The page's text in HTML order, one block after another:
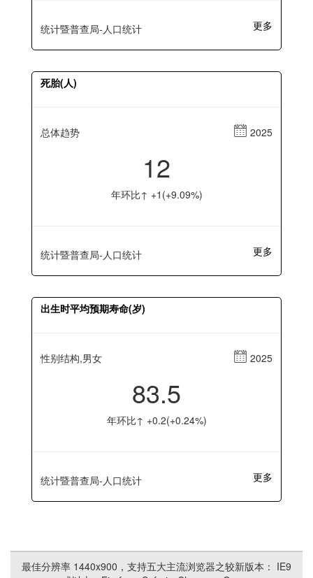
统计暨普查局-人口统计 更多
死胎(人)
总体趋势 2025
12
年环比↑ +1(+9.09%)
统计暨普查局-人口统计 更多
出生时平均预期寿命(岁)
性别结构,男女 2025
83.5
年环比↑ +0.2(+0.24%)
统计暨普查局-人口统计 更多
最佳分辨率 1440x900，支持五大主流浏览器之较新版本： IE9